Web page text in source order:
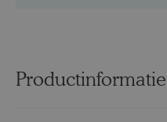
Productinformatie